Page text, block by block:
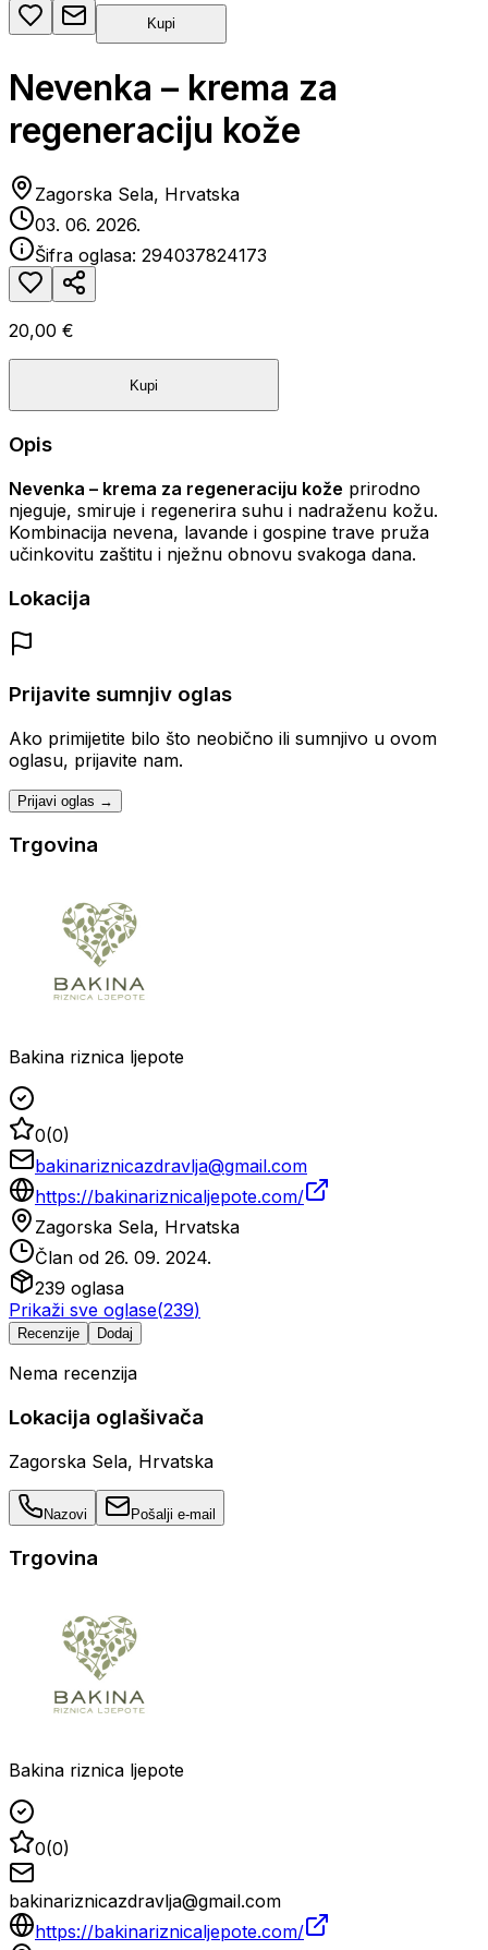
Kupi
Nevenka – krema za
regeneraciju kože
Zagorska Sela, Hrvatska
03. 06. 2026.
Šifra oglasa: 294037824173
20,00 €
Kupi
Opis
Nevenka – krema za regeneraciju kože prirodno
njeguje, smiruje i regenerira suhu i nadraženu kožu.
Kombinacija nevena, lavande i gospine trave pruža
učinkovitu zaštitu i nježnu obnovu svakoga dana.
Lokacija
Prijavite sumnjiv oglas
Ako primijetite bilo što neobično ili sumnjivo u ovom
oglasu, prijavite nam.
Prijavi oglas →
Trgovina
Bakina riznica ljepote
0(0)
bakinariznicazdravlja@gmail.com
https://bakinariznicaljepote.com/
Zagorska Sela, Hrvatska
Član od 26. 09. 2024.
239 oglasa
Prikaži sve oglase(239)
Recenzije Dodaj
Nema recenzija
Lokacija oglašivača
Zagorska Sela, Hrvatska
Nazovi Pošalji e-mail
Trgovina
Bakina riznica ljepote
0(0)
bakinariznicazdravlja@gmail.com
https://bakinariznicaljepote.com/